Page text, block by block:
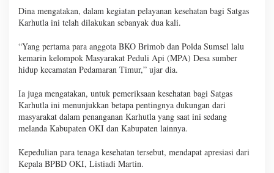
Dina mengatakan, dalam kegiatan pelayanan kesehatan bagi Satgas
Karhutla ini telah dilakukan sebanyak dua kali.
“Yang pertama para anggota BKO Brimob dan Polda Sumsel lalu
kemarin kelompok Masyarakat Peduli Api (MPA) Desa sumber
hidup kecamatan Pedamaran Timur,” ujar dia.
Ia juga mengatakan, untuk pemeriksaan kesehatan bagi Satgas
Karhutla ini menunjukkan betapa pentingnya dukungan dari
masyarakat dalam penanganan Karhutla yang saat ini sedang
melanda Kabupaten OKI dan Kabupaten lainnya.
Kepedulian para tenaga kesehatan tersebut, mendapat apresiasi dari
Kepala BPBD OKI, Listiadi Martin.